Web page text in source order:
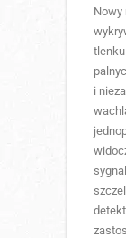
Nowy
tlenku
i